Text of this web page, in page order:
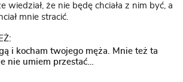
wiedział, że nie będę chciała z nim być, a
mnie stracić.
i kocham twojego męża. Mnie też ta
nie umiem przestać…